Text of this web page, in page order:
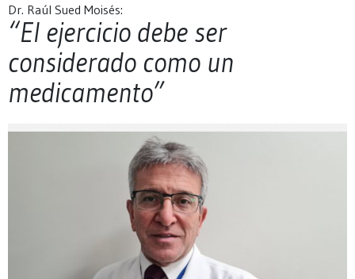
Dr. Raúl Sued Moisés:
“El ejercicio debe ser
considerado como un
medicamento”